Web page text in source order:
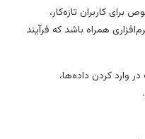
برای کاربران تازه‌کار،
همراه باشد که فرآیند
وارد کردن داده‌ها،